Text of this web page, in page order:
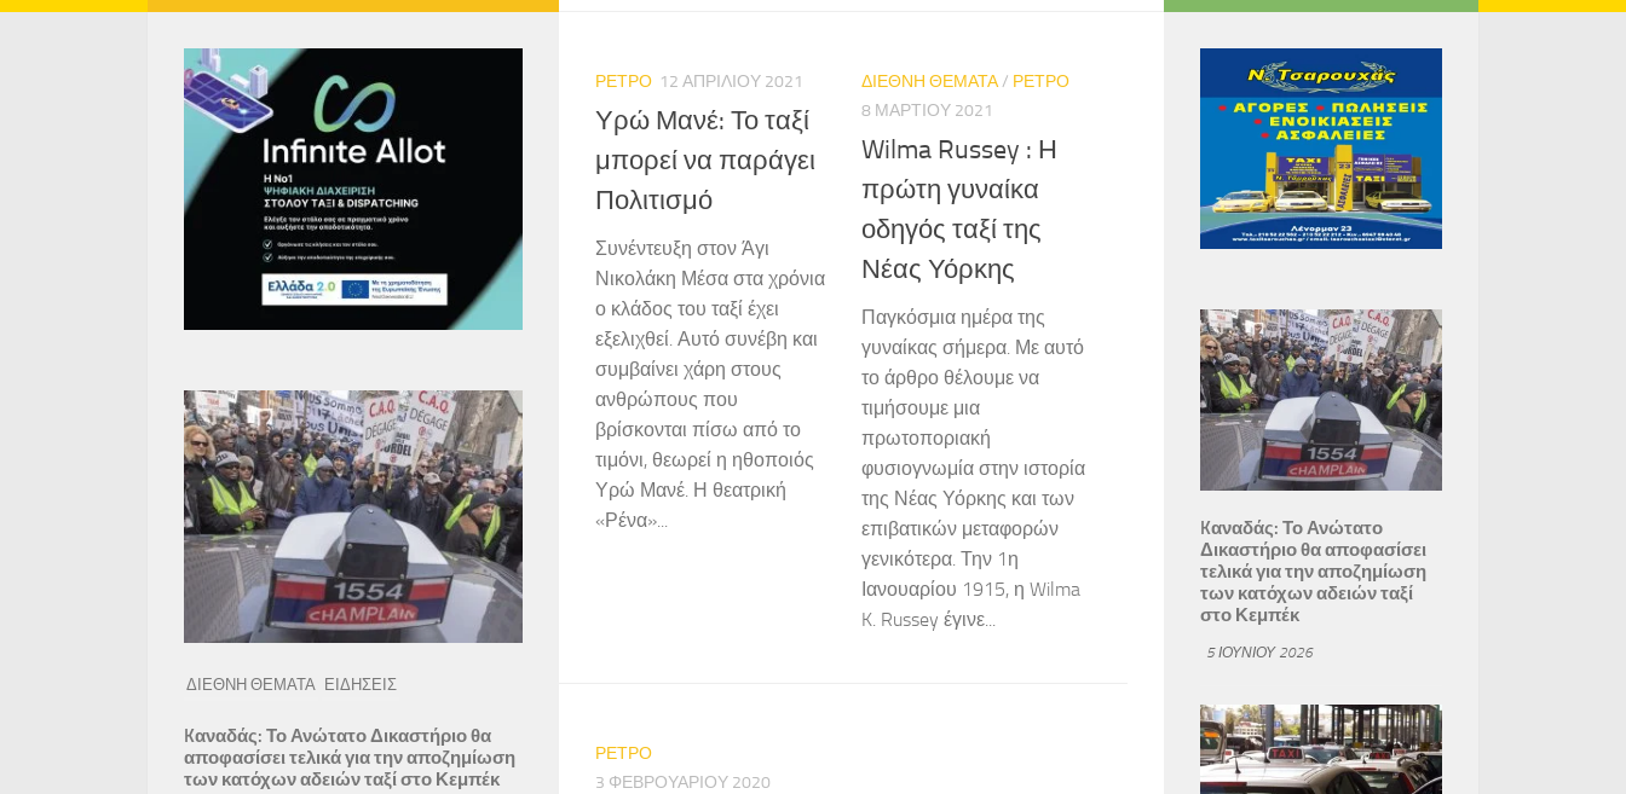
ΡΕΤΡΟ 12 ΑΠΡΙΛΊΟΥ 2021
Υρώ Μανέ: Το ταξί
μπορεί να παράγει
Πολιτισμό
Συνέντευξη στον Άγι
Νικολάκη Μέσα στα χρόνια
ο κλάδος του ταξί έχει
εξελιχθεί. Αυτό συνέβη και
συμβαίνει χάρη στους
ανθρώπους που
βρίσκονται πίσω από το
τιμόνι, θεωρεί η ηθοποιός
Υρώ Μανέ. Η θεατρική
«Ρένα»...
ΔΙΕΘΝΗ ΘΕΜΑΤΑ/ ΡΕΤΡΟ
8 ΜΑΡΤΊΟΥ 2021
Wilma Russey : Η
πρώτη γυναίκα
οδηγός ταξί της
Νέας Υόρκης
Παγκόσμια ημέρα της
γυναίκας σήμερα. Με αυτό
το άρθρο θέλουμε να
τιμήσουμε μια
πρωτοποριακή
φυσιογνωμία στην ιστορία
της Νέας Υόρκης και των
επιβατικών μεταφορών
γενικότερα. Την 1η
Ιανουαρίου 1915, η Wilma
K. Russey έγινε...
ΡΕΤΡΟ
3 ΦΕΒΡΟΥΑΡΊΟΥ 2020
ΔΙΕΘΝΗ ΘΕΜΑΤΑ ΕΙΔΗΣΕΙΣ
Kαναδάς: Το Ανώτατο Δικαστήριο θα
αποφασίσει τελικά για την αποζημίωση
των κατόχων αδειών ταξί στο Κεμπέκ
Kαναδάς: Το Ανώτατο
Δικαστήριο θα αποφασίσει
τελικά για την αποζημίωση
των κατόχων αδειών ταξί
στο Κεμπέκ
5 ΙΟΥΝΊΟΥ 2026